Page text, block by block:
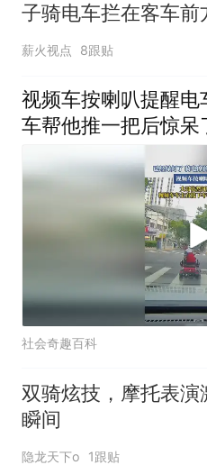
子骑电车拦在客车前
薪火视点 8跟贴
视频车按喇叭提醒
车帮他推一把后惊呆
社会奇趣百科
双骑炫技，摩托表演
瞬间
隐龙天下o 1跟贴